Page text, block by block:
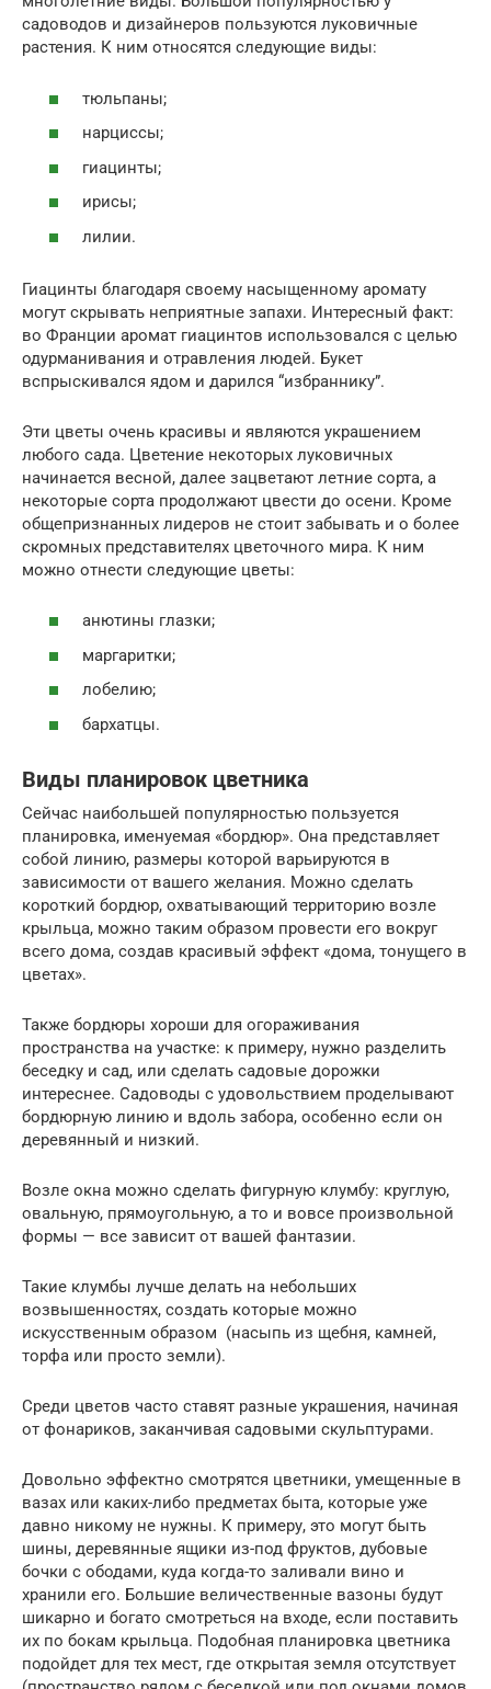
садоводов и дизайнеров пользуются луковичные
растения. К ним относятся следующие виды:
тюльпаны;
нарциссы;
гиацинты;
ирисы;
лилии.
Гиацинты благодаря своему насыщенному аромату
могут скрывать неприятные запахи. Интересный факт:
во Франции аромат гиацинтов использовался с целью
одурманивания и отравления людей. Букет
вспрыскивался ядом и дарился “избраннику”.
Эти цветы очень красивы и являются украшением
любого сада. Цветение некоторых луковичных
начинается весной, далее зацветают летние сорта, а
некоторые сорта продолжают цвести до осени. Кроме
общепризнанных лидеров не стоит забывать и о более
скромных представителях цветочного мира. К ним
можно отнести следующие цветы:
анютины глазки;
маргаритки;
лобелию;
бархатцы.
Виды планировок цветника
Сейчас наибольшей популярностью пользуется
планировка, именуемая «бордюр». Она представляет
собой линию, размеры которой варьируются в
зависимости от вашего желания. Можно сделать
короткий бордюр, охватывающий территорию возле
крыльца, можно таким образом провести его вокруг
всего дома, создав красивый эффект «дома, тонущего в
цветах».
Также бордюры хороши для огораживания
пространства на участке: к примеру, нужно разделить
беседку и сад, или сделать садовые дорожки
интереснее. Садоводы с удовольствием проделывают
бордюрную линию и вдоль забора, особенно если он
деревянный и низкий.
Возле окна можно сделать фигурную клумбу: круглую,
овальную, прямоугольную, а то и вовсе произвольной
формы — все зависит от вашей фантазии.
Такие клумбы лучше делать на небольших
возвышенностях, создать которые можно
искусственным образом (насыпь из щебня, камней,
торфа или просто земли).
Среди цветов часто ставят разные украшения, начиная
от фонариков, заканчивая садовыми скульптурами.
Довольно эффектно смотрятся цветники, умещенные в
вазах или каких-либо предметах быта, которые уже
давно никому не нужны. К примеру, это могут быть
шины, деревянные ящики из-под фруктов, дубовые
бочки с ободами, куда когда-то заливали вино и
хранили его. Большие величественные вазоны будут
шикарно и богато смотреться на входе, если поставить
их по бокам крыльца. Подобная планировка цветника
подойдет для тех мест, где открытая земля отсутствует